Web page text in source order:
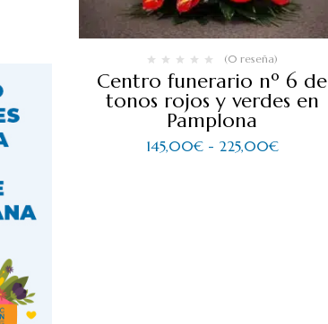
(0 reseña)
Centro funerario nº 6 de
tonos rojos y verdes en
Pamplona
145,00€ - 225,00€